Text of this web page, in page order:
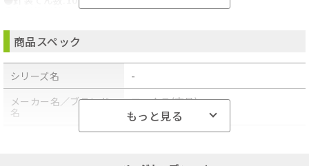
●専用使用針:No.10-1M、No.10-1Mステンレス、No.10-1Mカラ
●材質:本体プラスチック部=再生ABS
●針残量確認窓、リムーバ付
●※綴じ枚数はA4コピー用紙(64g/m2)を使用した場合の枚数です
●グリーン購入法適合商品
●グリーン購入ネットワーク(GPN)掲載商品
●こちらの商品はメール便での発送となります。
●商品のお届けには、発送日から2～3営業日でのお届け予定です
●宅配便とは異なり、ポスト投函でのお届けです
●日時指定、代金引換、熨斗や包装のご要望はお受けできませんこ
と予めご了承ください
商品スペック
シリーズ名
-
メーカー名／ブランド
名
マックス(文具)
もっと見る